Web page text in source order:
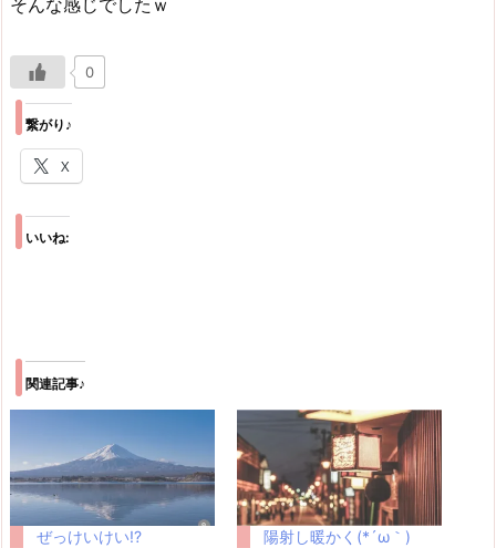
0
繋がり♪
X
いいね:
関連記事♪
ぜっけいけい!? 陽射し暖かく(*´ω｀)